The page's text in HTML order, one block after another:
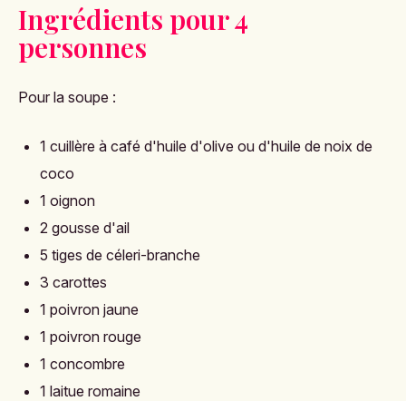
Ingrédients pour 4
personnes
Pour la soupe :
1 cuillère à café d'huile d'olive ou d'huile de noix de
coco
1 oignon
2 gousse d'ail
5 tiges de céleri-branche
3 carottes
1 poivron jaune
1 poivron rouge
1 concombre
1 laitue romaine